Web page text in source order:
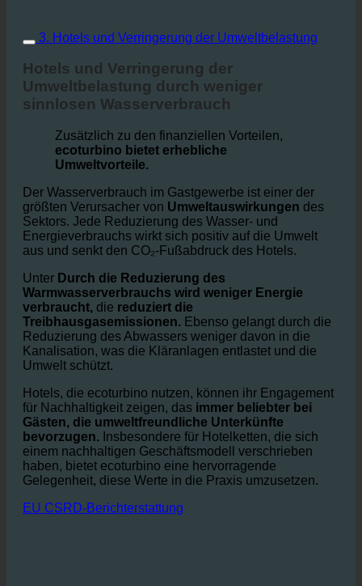
3. Hotels und Verringerung der Umweltbelastung
Hotels und Verringerung der
sinnlosen Wasserverbrauch
Zusätzlich zu den finanziellen Vorteilen,
ecoturbino bietet erhebliche
Umweltvorteile.
Der Wasserverbrauch im Gastgewerbe ist einer der
größten Verursacher von Umweltauswirkungendes
Sektors. Jede Reduzierung des Wasser- und
Energieverbrauchs wirkt sich positiv auf die Umwelt
aus und senkt den CO₂-Fußabdruck des Hotels.
UnterDurch die Reduzierung des
Warmwasserverbrauchs wird weniger Energie
verbraucht,diereduziert die
Treibhausgasemissionen.Ebenso gelangt durch die
Reduzierung des Abwassers weniger davon in die
Kanalisation, was die Kläranlagen entlastet und die
Umwelt schützt.
Hotels, die ecoturbino nutzen, können ihr Engagement
für Nachhaltigkeit zeigen, dasimmer beliebter bei
Gästen, die umweltfreundliche Unterkünfte
bevorzugen. Insbesondere für Hotelketten, die sich
einem nachhaltigen Geschäftsmodell verschrieben
haben, bietet ecoturbino eine hervorragende
Gelegenheit, diese Werte in die Praxis umzusetzen.